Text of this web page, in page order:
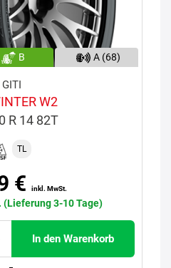
B A (68)
GITI
W2
R 14 82T
TL
€ inkl. MwSt.
(Lieferung 3-10 Tage)
In den Warenkorb